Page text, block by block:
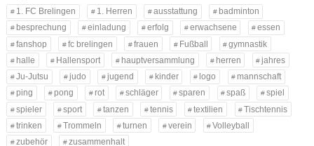
1. FC Brelingen 1. Herren ausstattung
badminton
besprechung
einladung erfolg erwachsene
essen
fanshop
fc brelingen frauen Fußball
gymnastik
halle
Hallensport hauptversammlung herren
jahres
Ju-Jutsu
judo jugend kinder logo
mannschaft
ping
pong rot schläger sparen spaß
spiel
spieler
sport tanzen tennis textilien
Tischtennis
trinken
Trommeln turnen verein
Volleyball
zubehör
zusammenhalt